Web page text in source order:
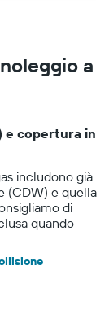
a
e copertura in
includono già
(CDW) e quella
di
quando